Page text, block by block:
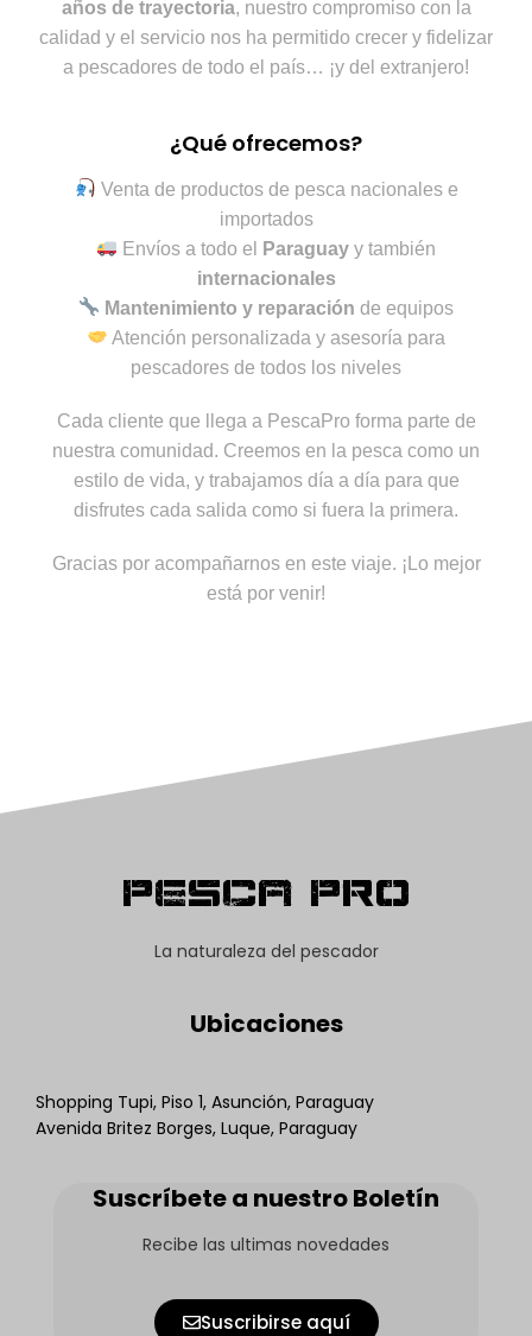
años de trayectoria, nuestro compromiso con la
calidad y el servicio nos ha permitido crecer y fidelizar
a pescadores de todo el país… ¡y del extranjero!
¿Qué ofrecemos?
Venta de productos de pesca nacionales e
importados
Envíos a todo el
Paraguay y también
internacionales
Mantenimiento y reparación de equipos
Atención personalizada y asesoría para
pescadores de todos los niveles
Cada cliente que llega a PescaPro forma parte de
nuestra comunidad. Creemos en la pesca como un
estilo de vida, y trabajamos día a día para que
disfrutes cada salida como si fuera la primera.
Gracias por acompañarnos en este viaje. ¡Lo mejor
está por venir!
Pesca Pro
La naturaleza del pescador
Ubicaciones
Shopping Tupi, Piso 1, Asunción, Paraguay
Avenida Britez Borges, Luque, Paraguay
Suscríbete a nuestro Boletín
Recibe las ultimas novedades
Suscribirse aquí